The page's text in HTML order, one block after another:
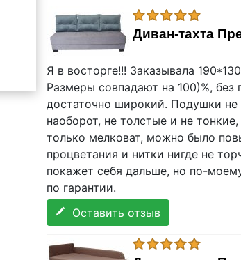
Диван-тахта
Я в восторге!!! Заказывала
Размеры совпадают на 100)%,
достаточно широкий. Подушки не
наоборот, не толстые и не
только мелковат, можно было
процветания и нитки нигде не
покажет себя дальше, но по-
по гарантии.
Оставить отзыв